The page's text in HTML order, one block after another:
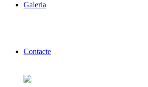
Galeria
Contacte